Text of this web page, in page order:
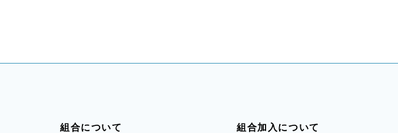
組合について 組合加入について